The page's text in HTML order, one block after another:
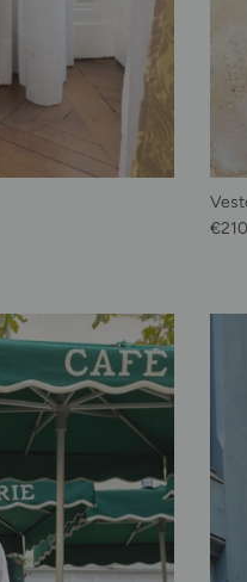
Prix